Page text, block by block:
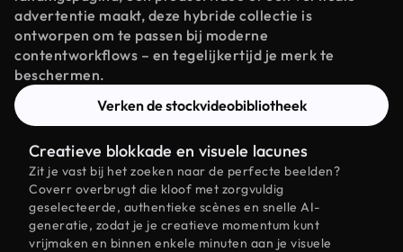
advertentie maakt, deze hybride collectie is
ontworpen om te passen bij moderne
contentworkflows – en tegelijkertijd je merk te
beschermen.
Verken de stockvideobibliotheek
Creatieve blokkade en visuele lacunes
Zit je vast bij het zoeken naar de perfecte beelden?
Coverr overbrugt die kloof met zorgvuldig
geselecteerde, authentieke scènes en snelle AI-
generatie, zodat je je creatieve momentum kunt
vrijmaken en binnen enkele minuten aan je visuele